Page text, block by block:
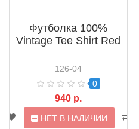
Футболка 100%
Vintage Tee Shirt Red
126-04
0
940 р.
НЕТ В НАЛИЧИИ